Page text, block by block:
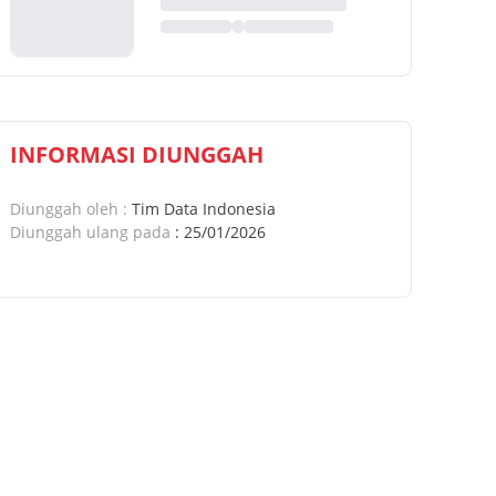
INFORMASI DIUNGGAH
Diunggah oleh : Tim Data Indonesia
Diunggah ulang pada : 25/01/2026